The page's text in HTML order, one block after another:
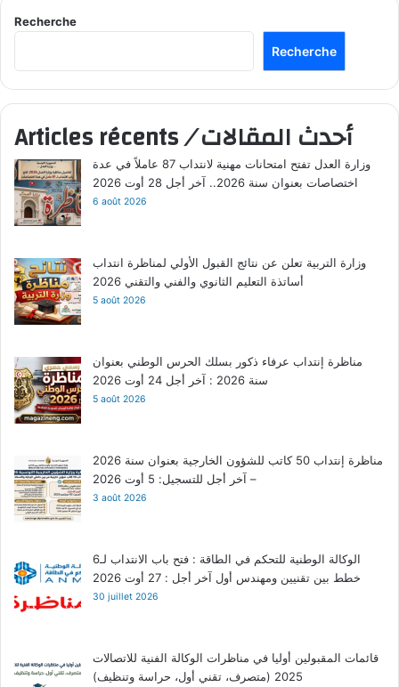
Recherche
Recherche
Articles récents/أحدث المقالات
وزارة العدل تفتح امتحانات مهنية لانتداب 87 عاملاً في عدة
اختصاصات بعنوان سنة 2026.. آخر أجل 28 أوت 2026
6 août 2026
وزارة التربية تعلن عن نتائج القبول الأولي لمناظرة انتداب
أساتذة التعليم الثانوي والفني والتقني 2026
5 août 2026
مناظرة إنتداب عرفاء ذكور بسلك الحرس الوطني بعنوان
سنة 2026 : آخر أجل 24 أوت 2026
5 août 2026
مناظرة إنتداب 50 كاتب للشؤون الخارجية بعنوان سنة 2026
– آخر أجل للتسجيل: 5 أوت 2026
3 août 2026
الوكالة الوطنية للتحكم في الطاقة : فتح باب الانتداب لـ6
خطط بين تقنيين ومهندس أول آخر أجل : 27 أوت 2026
30 juillet 2026
قائمات المقبولين أوليا في مناظرات الوكالة الفنية للاتصالات
2025 (متصرف، تقني أول، حراسة وتنظيف)